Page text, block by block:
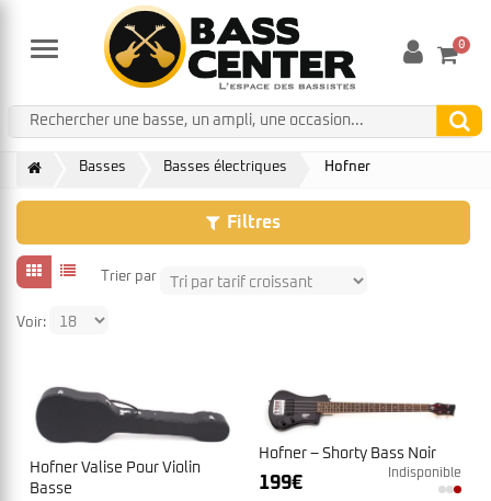
Menu 0
Basses Basses électriques Hofner
Filtres
Trier par
Voir:
Hofner Valise Pour Violin
Basse
Hofner – Shorty Bass Noir
199€ Indisponible